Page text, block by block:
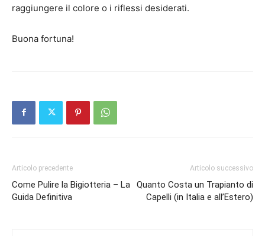
raggiungere il colore o i riflessi desiderati.
Buona fortuna!
Articolo precedente
Come Pulire la Bigiotteria – La
Guida Definitiva
Articolo successivo
Quanto Costa un Trapianto di
Capelli (in Italia e all’Estero)